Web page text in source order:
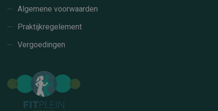
Algemene voorwaarden
Praktijkregelement
Vergoedingen